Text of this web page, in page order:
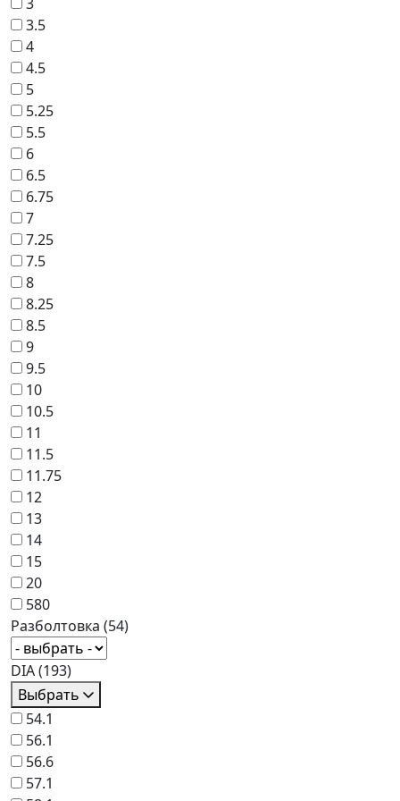
3.5
4
4.5
5
5.25
5.5
6
6.5
6.75
7
7.25
7.5
8
8.25
8.5
9
9.5
10
10.5
11
11.5
11.75
12
13
14
15
20
580
Разболтовка (54)
DIA(193)
Выбрать
54.1
56.1
56.6
57.1